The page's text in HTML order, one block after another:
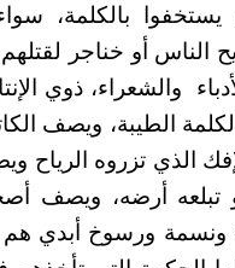
يستخفوا بالكلمة،
الناس أو خناجر
والشعراء، ذوي
الطيبة، ويصف
الذي تزروه الرياح
أرضه، ويصف
ونسمة ورسوخ أبدي